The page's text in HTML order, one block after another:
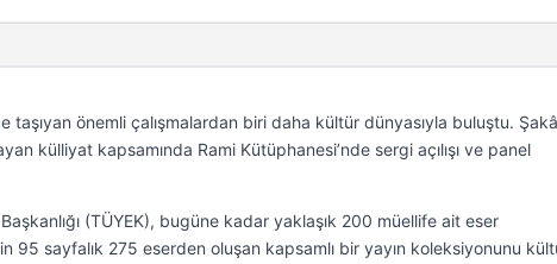
taşıyan önemli çalışmalardan biri daha kültür dünyasıyla buluştu.
külliyat kapsamında Rami Kütüphanesi’nde sergi açılışı ve panel
(TÜYEK), bugüne kadar yaklaşık 200 müellife ait eser
95 sayfalık 275 eserden oluşan kapsamlı bir yayın koleksiyonunu